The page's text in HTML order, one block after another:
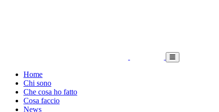
Home
Chi sono
Che cosa ho fatto
Cosa faccio
News